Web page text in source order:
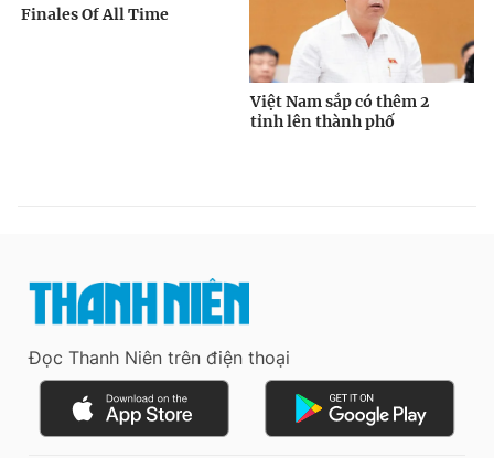
Đọc Thanh Niên trên điện thoại